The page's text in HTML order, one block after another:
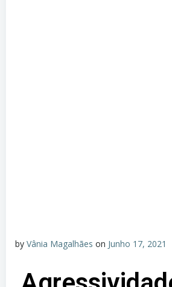
by Vânia Magalhães on Junho 17, 2021